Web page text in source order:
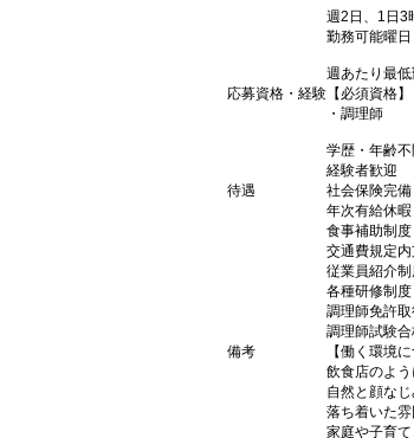
週2日、1日3
勤務可能曜
週あたり最
応募資格・経験 【必須資格】
・調理師
学歴・年齢不
経験者歓迎
待遇
社会保険完備
年次有給休暇
食事補助制度
交通費規定内
従業員紹介
各種研修制度
調理師免許取
調理師試験合
備考
【働く環境に
飲食店のよ
自然と顔な
落ち着いた
家庭や子育て